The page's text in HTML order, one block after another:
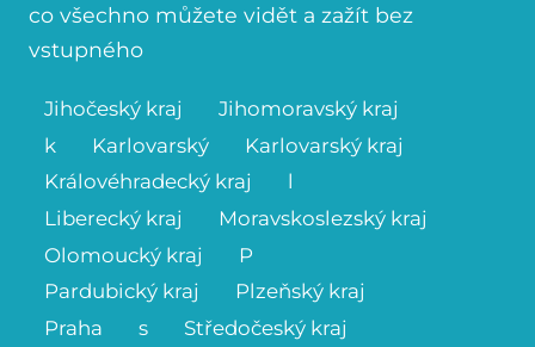
co všechno můžete vidět a zažít bez
vstupného
Jihočeský kraj
Jihomoravský kraj
k
Karlovarský
Karlovarský kraj
Královéhradecký kraj
l
Liberecký kraj
Moravskoslezský kraj
Olomoucký kraj
P
Pardubický kraj
Plzeňský kraj
Praha
s Středočeský kraj